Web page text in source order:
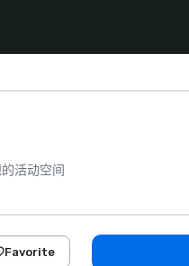
活动空间
Favorite